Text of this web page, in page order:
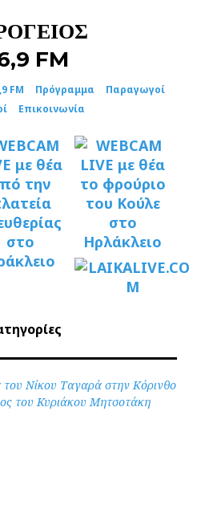
FM Πρόγραμμα
Παραγωγοί
Επικοινωνία
Νίκου Ταγαρά στην Κόρινθο
του Κυριάκου Μητσοτάκη